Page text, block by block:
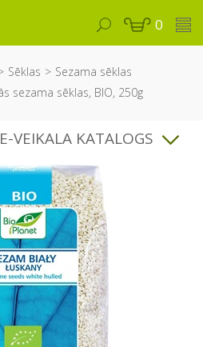
0
Sēklas
Sezama sēklas
sezama sēklas, BIO, 250g
E-VEIKALA KATALOGS